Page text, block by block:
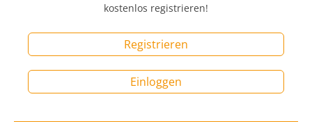
kostenlos registrieren!
Registrieren
Einloggen